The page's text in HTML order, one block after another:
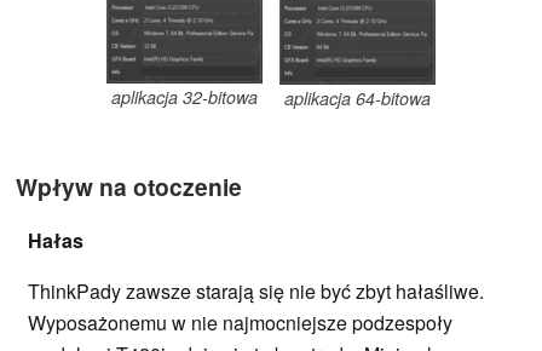
aplikacja 32-bitowa aplikacja 64-bitowa
Wpływ na otoczenie
Hałas
ThinkPady zawsze starają się nie być zbyt hałaśliwe.
Wyposażonemu w nie najmocniejsze podzespoły